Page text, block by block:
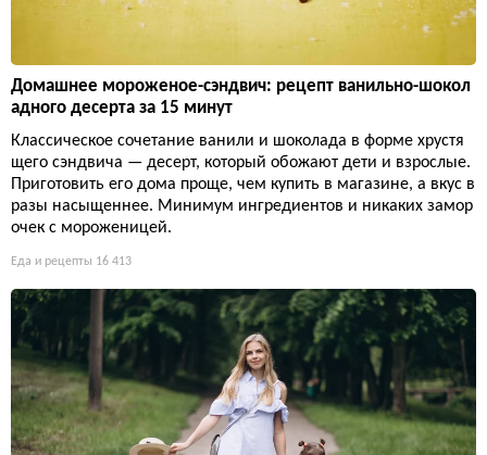
Домашнее мороженое-сэндвич: рецепт ванильно-шокол
адного десерта за 15 минут
Классическое сочетание ванили и шоколада в форме хрустя
щего сэндвича — десерт, который обожают дети и взрослые.
Приготовить его дома проще, чем купить в магазине, а вкус в
разы насыщеннее. Минимум ингредиентов и никаких замор
очек с мороженицей.
Еда и рецепты 16 413